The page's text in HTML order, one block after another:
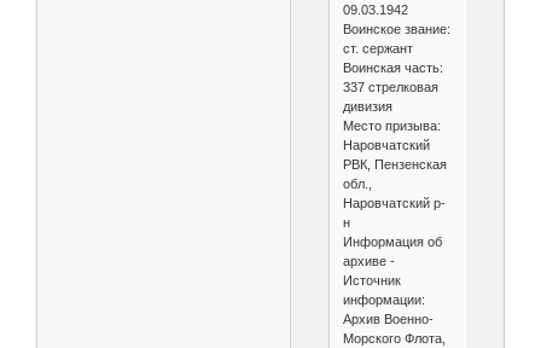
09.03.1942
Воинское звание:
ст. сержант
Воинская часть:
337 стрелковая
дивизия
Место призыва:
Наровчатский
РВК, Пензенская
обл.,
Наровчатский р-
н
Информация об
архиве -
Источник
информации:
Архив Военно-
Морского Флота,